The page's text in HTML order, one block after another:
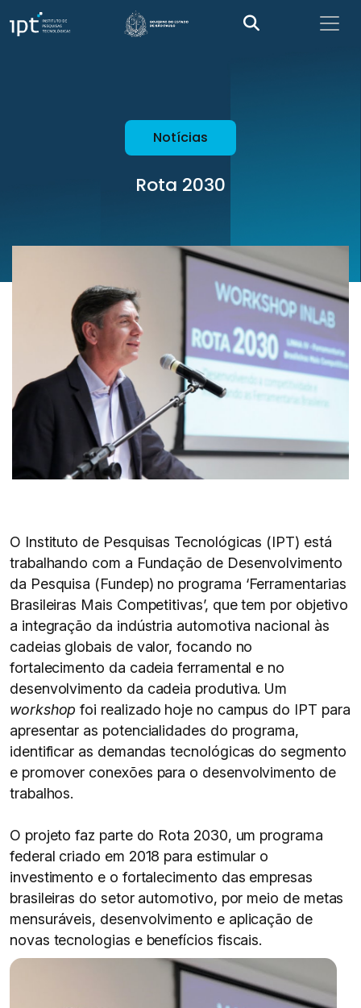
Notícias
Rota 2030
O Instituto de Pesquisas Tecnológicas (IPT) está
trabalhando com a Fundação de Desenvolvimento
da Pesquisa (Fundep) no programa ‘Ferramentarias
Brasileiras Mais Competitivas’, que tem por objetivo
a integração da indústria automotiva nacional às
cadeias globais de valor, focando no
fortalecimento da cadeia ferramental e no
desenvolvimento da cadeia produtiva. Um
workshop foi realizado hoje no campus do IPT para
apresentar as potencialidades do programa,
identificar as demandas tecnológicas do segmento
e promover conexões para o desenvolvimento de
trabalhos.
O projeto faz parte do Rota 2030, um programa
federal criado em 2018 para estimular o
investimento e o fortalecimento das empresas
brasileiras do setor automotivo, por meio de metas
mensuráveis, desenvolvimento e aplicação de
novas tecnologias e benefícios fiscais.